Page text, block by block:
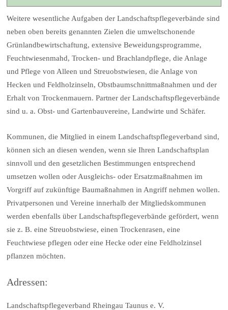
Weitere wesentliche Aufgaben der Landschaftspflegeverbände sind
neben oben bereits genannten Zielen die umweltschonende
Grünlandbewirtschaftung, extensive Beweidungsprogramme,
Feuchtwiesenmahd, Trocken- und Brachlandpflege, die Anlage
und Pflege von Alleen und Streuobstwiesen, die Anlage von
Hecken und Feldholzinseln, Obstbaumschnittmaßnahmen und der
Erhalt von Trockenmauern. Partner der Landschaftspflegeverbände
sind u. a. Obst- und Gartenbauvereine, Landwirte und Schäfer.
Kommunen, die Mitglied in einem Landschaftspflegeverband sind,
können sich an diesen wenden, wenn sie Ihren Landschaftsplan
sinnvoll und den gesetzlichen Bestimmungen entsprechend
umsetzen wollen oder Ausgleichs- oder Ersatzmaßnahmen im
Vorgriff auf zukünftige Baumaßnahmen in Angriff nehmen wollen.
Privatpersonen und Vereine innerhalb der Mitgliedskommunen
werden ebenfalls über Landschaftspflegeverbände gefördert, wenn
sie z. B. eine Streuobstwiese, einen Trockenrasen, eine
Feuchtwiese pflegen oder eine Hecke oder eine Feldholzinsel
pflanzen möchten.
Adressen:
Landschaftspflegeverband Rheingau Taunus e. V.